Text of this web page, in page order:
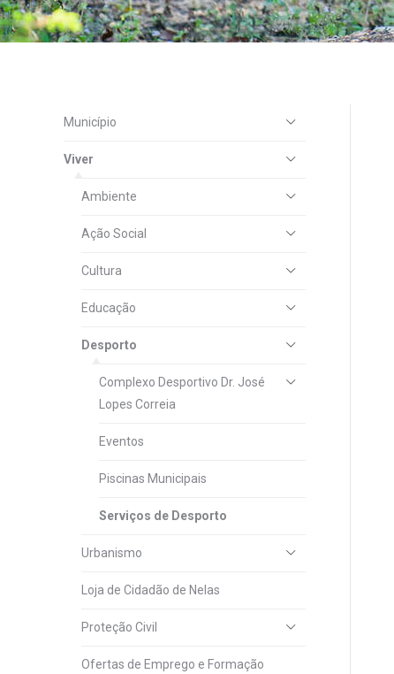
Município
Viver
Ambiente
Ação Social
Cultura
Educação
Desporto
Complexo Desportivo Dr. José
Lopes Correia
Eventos
Piscinas Municipais
Serviços de Desporto
Urbanismo
Loja de Cidadão de Nelas
Proteção Civil
Ofertas de Emprego e Formação